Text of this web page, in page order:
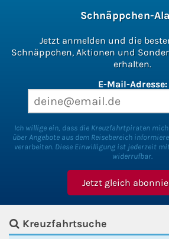
Schnäppchen-
Jetzt anmelden und die
Schnäppchen, Aktionen und
erhalten.
E-Mail-Adresse:
Ich willige ein, dass die Kreuzfahrtpiraten
über Angebote aus dem Reisebereich
verarbeiten. Diese Einwilligung ist jederzeit
widerrufbar.
Kreuzfahrtsuche